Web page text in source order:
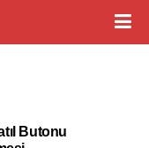
Butonu